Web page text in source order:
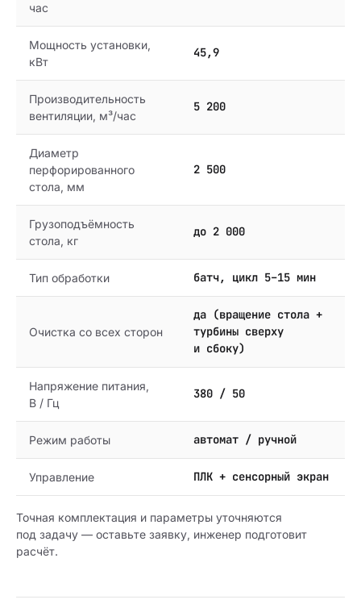
час
Мощность установки,
кВт
45,9
Производительность
вентиляции, м³/час
5 200
Диаметр
перфорированного
стола, мм
2 500
Грузоподъёмность
стола, кг
до 2 000
Тип обработки батч, цикл 5–15 мин
Очистка со всех сторон
да (вращение стола +
турбины сверху
и сбоку)
Напряжение питания,
В / Гц
380 / 50
Режим работы автомат / ручной
Управление ПЛК + сенсорный экран
Точная комплектация и параметры уточняются
под задачу — оставьте заявку, инженер подготовит
расчёт.